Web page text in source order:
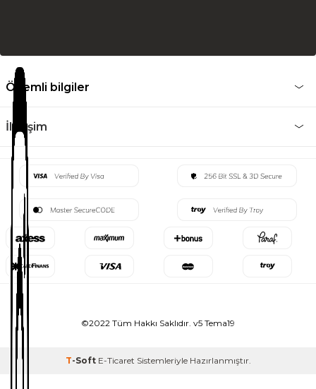
Önemli bilgiler
İletişim
©2022 Tüm Hakkı Saklıdır. v5 Tema19
T-Soft E-Ticaret Sistemleriyle Hazırlanmıştır.